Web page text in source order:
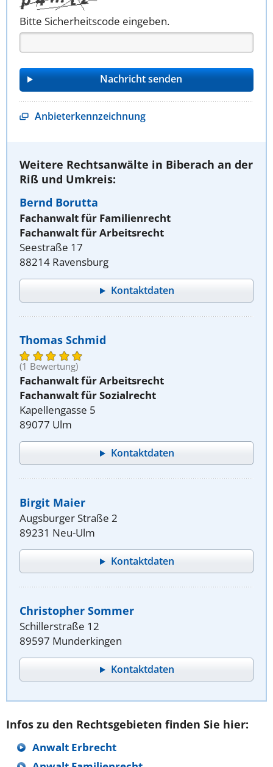
Bitte Sicherheitscode eingeben.
Anbieterkennzeichnung
Weitere Rechtsanwälte in Biberach an der
Riß und Umkreis:
Bernd Borutta
Fachanwalt für Familienrecht
Fachanwalt für Arbeitsrecht
Seestraße 17
88214 Ravensburg
Kontaktdaten
Thomas Schmid
(1 Bewertung)
Fachanwalt für Arbeitsrecht
Fachanwalt für Sozialrecht
Kapellengasse 5
89077 Ulm
Kontaktdaten
Birgit Maier
Augsburger Straße 2
89231 Neu-Ulm
Kontaktdaten
Christopher Sommer
Schillerstraße 12
89597 Munderkingen
Kontaktdaten
Infos zu den Rechtsgebieten finden Sie hier:
Anwalt Erbrecht